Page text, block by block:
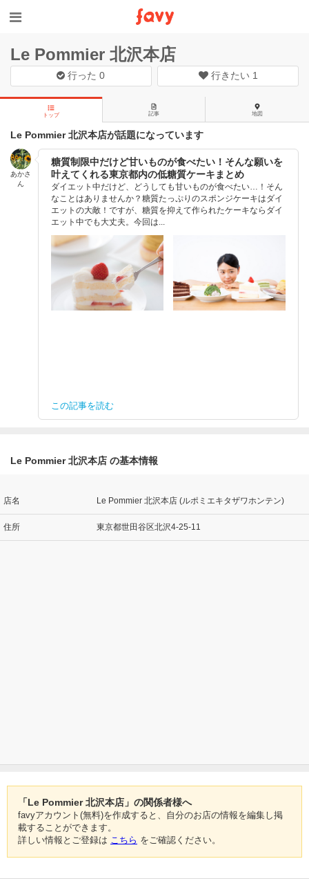
Le Pommier 北沢本店
行った0 行きたい 1
トップ 記事 地図
Le Pommier 北沢本店が話題になっています
あかさ
ん
糖質制限中だけど甘いものが食べたい！そんな願いを
叶えてくれる東京都内の低糖質ケーキまとめ
ダイエット中だけど、どうしても甘いものが食べたい…！そん
なことはありませんか？糖質たっぷりのスポンジケーキはダイ
エットの大敵！ですが、糖質を抑えて作られたケーキならダイ
エット中でも大丈夫。今回は...
この記事を読む
Le Pommier 北沢本店 の基本情報
店名 Le Pommier 北沢本店 (ルポミエキタザワホンテン)
住所 東京都世田谷区北沢4-25-11
「Le Pommier 北沢本店」の関係者様へ
favyアカウント(無料)を作成すると、自分のお店の情報を編集し掲
載することができます。
詳しい情報とご登録は こちら をご確認ください。